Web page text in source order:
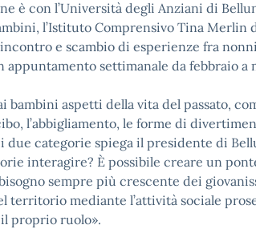
è con l’Università degli Anziani di
l’Istituto Comprensivo Tina Merlin
e scambio di esperienze fra
settimanale da febbraio a
bambini aspetti della vita del passato,
l’abbigliamento, le forme di
categorie spiega il presidente di
interagire? È possibile creare un
sempre più crescente dei
territorio mediante l’attività sociale
proprio ruolo».